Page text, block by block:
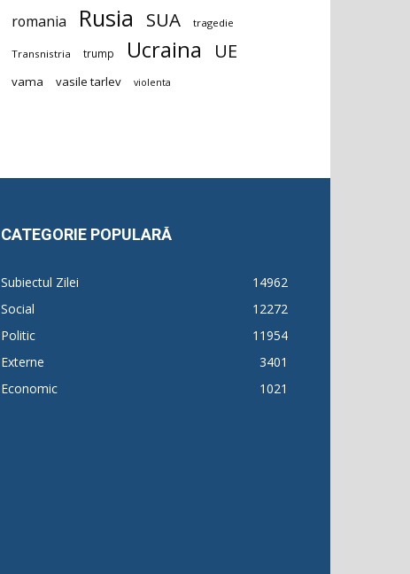
romania Rusia SUA tragedie
Transnistria trump Ucraina UE
vama vasile tarlev violenta
CATEGORIE POPULARĂ
Subiectul Zilei
14962
Social
12272
Politic
11954
Externe
3401
Economic
1021